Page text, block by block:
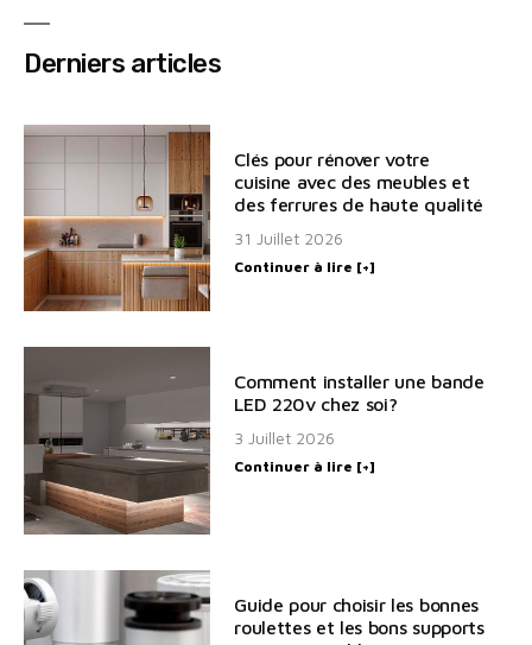
Derniers articles
Clés pour rénover votre
cuisine avec des meubles et
des ferrures de haute qualité
31 Juillet 2026
Continuer à lire [+]
Comment installer une bande
LED 220v chez soi?
3 Juillet 2026
Continuer à lire [+]
Guide pour choisir les bonnes
roulettes et les bons supports